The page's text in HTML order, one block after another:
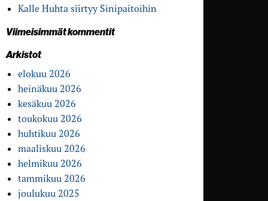
Kalle Huhta siirtyy Sinipaitoihin
Viimeisimmät kommentit
Arkistot
elokuu 2026
heinäkuu 2026
kesäkuu 2026
toukokuu 2026
huhtikuu 2026
maaliskuu 2026
helmikuu 2026
tammikuu 2026
joulukuu 2025